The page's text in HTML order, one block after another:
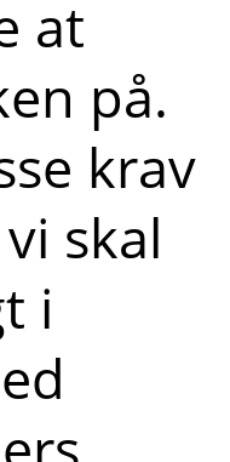
at
på.
krav
skal
i